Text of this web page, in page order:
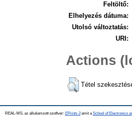
Feltöltő:
Elhelyezés dátuma:
Utolsó változtatás:
URI:
Actions
Tétel
REAL-MS, az alkalamzott szoftver: EPrints 3amit a School of Electronics